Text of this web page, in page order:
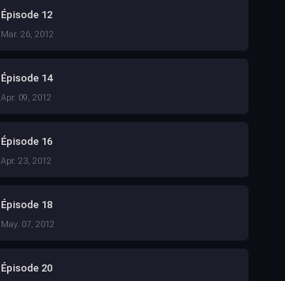
Épisode 12
Mar. 26, 2012
Épisode 14
Apr. 09, 2012
Épisode 16
Apr. 23, 2012
Épisode 18
May. 07, 2012
Épisode 20